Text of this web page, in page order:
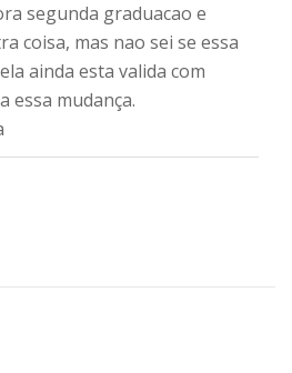
segunda graduacao e
coisa, mas nao sei se essa
ainda esta valida com
essa mudança.